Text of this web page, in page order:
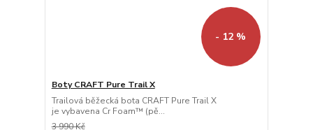
- 12 %
Boty CRAFT Pure Trail X
Trailová běžecká bota CRAFT Pure Trail X
je vybavena Cr Foam™ (pě...
3 990 Kč